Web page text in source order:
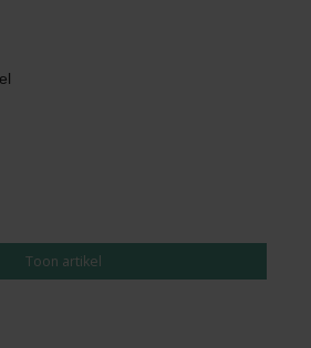
Toon artikel